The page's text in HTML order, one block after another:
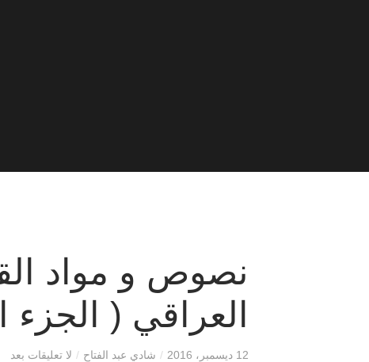
نصوص و مواد
العراقي ( الجزء
12 ديسمبر، 2016 / شادي عبد الفتاح / لا تعليقات بعد